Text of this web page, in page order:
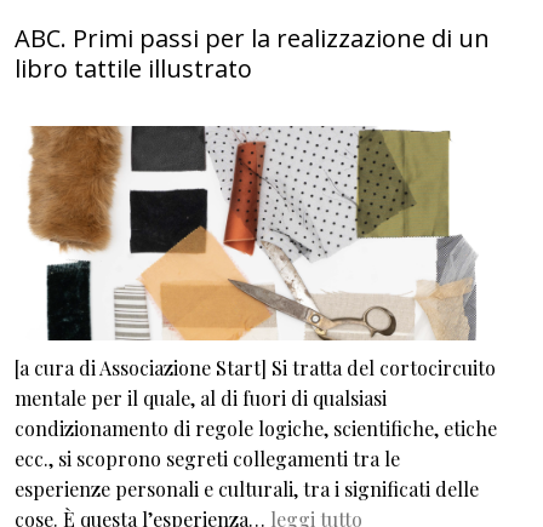
ABC. Primi passi per la realizzazione di un
libro tattile illustrato
[a cura di Associazione Start] Si tratta del cortocircuito
mentale per il quale, al di fuori di qualsiasi
condizionamento di regole logiche, scientifiche, etiche
ecc., si scoprono segreti collegamenti tra le
esperienze personali e culturali, tra i significati delle
cose. È questa l’esperienza… leggi tutto